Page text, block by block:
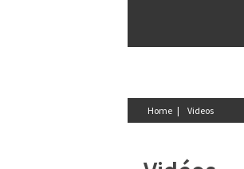
Home | Videos